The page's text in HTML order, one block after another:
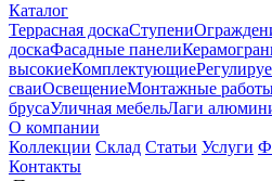
Каталог
Террасная доскаСтупени
доскаФасадные панели
высокиеКомплектующие
сваиОсвещениеМонтажные
брусаУличная мебельЛаги
О компании
Коллекции Склад Статьи Услуги
Контакты